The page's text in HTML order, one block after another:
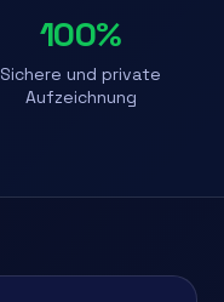
100%
Sichere und private
Aufzeichnung